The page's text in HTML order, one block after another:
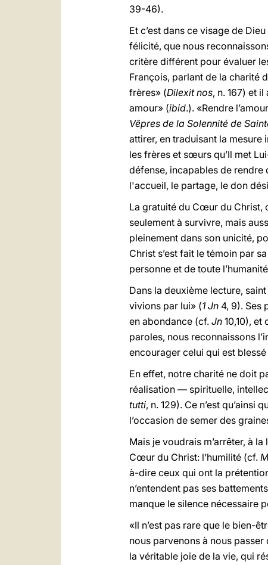
39-46).
Et c’est dans ce visage de
félicité, que nous
critère différent pour évaluer
François, parlant de la charité
frères» (Dilexit nos, n. 167) et
amour» (ibid.). «Rendre
Vêpres de la Solennité de
attirer, en traduisant la mesure
les frères et sœurs qu’Il met
défense, incapables de rendre
l'accueil, le partage, le don
La gratuité du Cœur du Christ,
seulement à survivre, mais
pleinement dans son unicité,
Christ s’est fait le témoin par
personne et de toute
Dans la deuxième lecture,
vivions par lui» (1 Jn 4, 9). Ses
en abondance (cf. Jn 10,10),
paroles, nous reconnaissons
encourager celui qui est
En effet, notre charité ne doit
réalisation — spirituelle,
tutti, n. 129). Ce n’est
l’occasion de semer des
Mais je voudrais m’arrêter, à
Cœur du Christ: l’humilité (cf.
à-dire ceux qui ont la
n’entendent pas ses
manque le silence nécessaire
«Il n’est pas rare que le bien-
nous parvenons à nous passer
la véritable joie de la vie, qui